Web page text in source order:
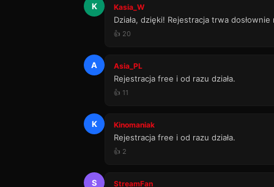
K Kasia_W
Działa, dzięki! Rejestracja trwa dosłownie
👍 20
A Asia_PL
Rejestracja free i od razu działa.
👍 11
K Kinomaniak
Rejestracja free i od razu działa.
👍 2
S StreamFan